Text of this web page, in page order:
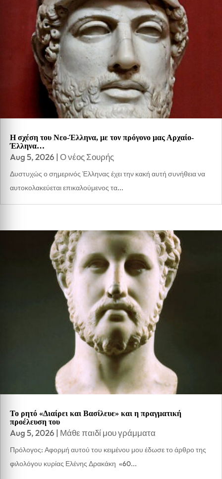
Η σχέση του Νεο-Έλληνα, με τον πρόγονο μας Αρχαίο-
Έλληνα…
Aug 5, 2026 |Ο νέος Σουρής
Δυστυχώς ο σημερινός Έλληνας έχει την κακή αυτή συνήθεια να
αυτοκολακεύεται επικαλούμενος τα...
Το ρητό «Διαίρει και Βασίλευε» και η πραγματική
προέλευση του
Aug 5, 2026 | Μάθε παιδί μου γράμματα
Πρόλογος: Αφορμή αυτού του κειμένου μου έδωσε το άρθρο της
φιλολόγου κυρίας Ελένης Δρακάκη «60...